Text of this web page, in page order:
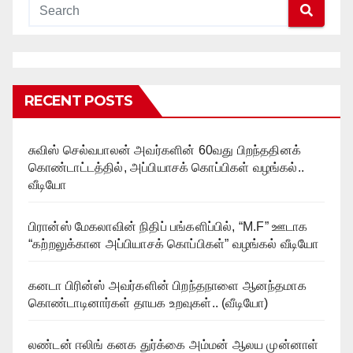
RECENT POSTS
சுவிஸ் செல்வபாலன் அவர்களின் 60வது பிறந்ததினக்
கொண்டாட்டத்தில், அப்பியாசக் கொப்பிகள் வழங்கல்..
வீடியோ
பிரான்ஸ் மேகலாவின் நிதிப் பங்களிப்பில், “M.F” ஊடாக
“கற்றலுக்கான அப்பியாசக் கொப்பிகள்” வழங்கல் வீடியோ
கனடா பிரின்ஸ் அவர்களின் பிறந்தநாளை ஆனந்தமாக
கொண்டாடினார்கள் தாயக உறவுகள்.. (வீடியோ)
லண்டன் ஈலிங் கனக துர்க்கை அம்மன் ஆலய முன்னாள்